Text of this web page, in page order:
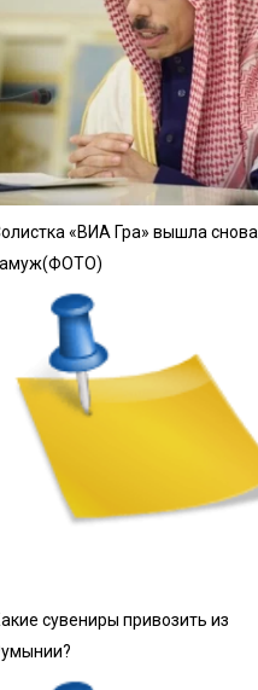
«ВИА Гра» вышла снова
сувениры привозить из